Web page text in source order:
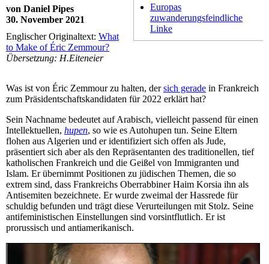
Europas
zuwanderungsfeindliche
Linke
von Daniel Pipes
30. November 2021
Englischer Originaltext: What
to Make of Éric Zemmour?
Übersetzung: H.Eiteneier
Was ist von Éric Zemmour zu halten, dersich gerade in Frankreich
zum Präsidentschaftskandidaten für 2022 erklärt hat?
Sein Nachname bedeutet auf Arabisch, vielleicht passend für einen
Intellektuellen, hupen, so wie es Autohupen tun. Seine Eltern
flohen aus Algerien und er identifiziert sich offen als Jude,
präsentiert sich aber als den Repräsentanten des traditionellen, tief
katholischen Frankreich und die Geißel von Immigranten und
Islam. Er übernimmt Positionen zu jüdischen Themen, die so
extrem sind, dass Frankreichs Oberrabbiner Haim Korsia ihn als
Antisemiten bezeichnete. Er wurde zweimal der Hassrede für
schuldig befunden und trägt diese Verurteilungen mit Stolz. Seine
antifeministischen Einstellungen sind vorsintflutlich. Er ist
prorussisch und antiamerikanisch.